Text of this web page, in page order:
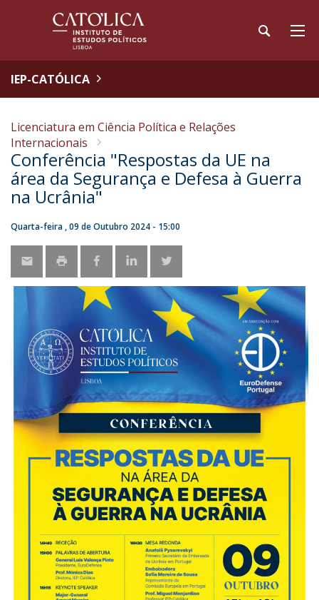
IEP-CATÓLICA
Licenciatura em Ciência Política e Relações
Internacionais
Conferência "Respostas da UE na
área da Segurança e Defesa à Guerra
na Ucrânia"
Quarta-feira , 09 de Outubro 2024 - 15:00